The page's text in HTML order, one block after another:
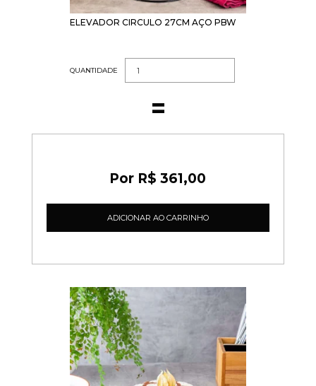
ELEVADOR CIRCULO 27CM AÇO PBW
QUANTIDADE
R$ 361,00
ADICIONAR AO CARRINHO